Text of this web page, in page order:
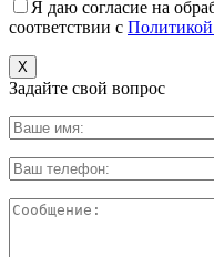
Я даю согласие на
соответствии с
X
Задайте свой вопрос